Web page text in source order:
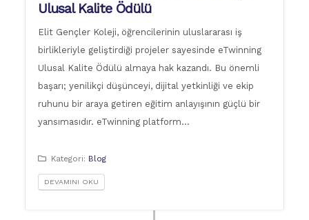
Ulusal Kalite Ödülü
Elit Gençler Koleji, öğrencilerinin uluslararası iş
birlikleriyle geliştirdiği projeler sayesinde eTwinning
Ulusal Kalite Ödülü almaya hak kazandı. Bu önemli
başarı; yenilikçi düşünceyi, dijital yetkinliği ve ekip
ruhunu bir araya getiren eğitim anlayışının güçlü bir
yansımasıdır. eTwinning platform…
Kategori: Blog
DEVAMINI OKU